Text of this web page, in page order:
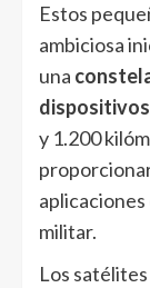
Estos
ambiciosa
una
dispositivos
y 1.200
militar.
Los